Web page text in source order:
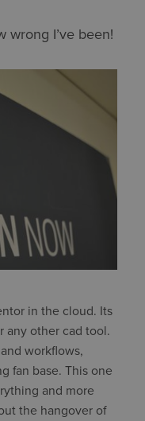
wrong I’ve been!
in the cloud. Its
any other cad tool.
workflows,
fan base. This one
and more
the hangover of